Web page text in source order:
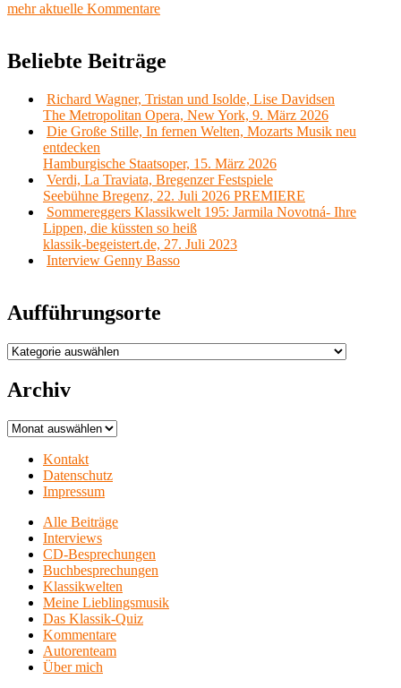
mehr aktuelle Kommentare
Beliebte Beiträge
Richard Wagner, Tristan und Isolde, Lise Davidsen
The Metropolitan Opera, New York, 9. März 2026
Die Große Stille, In fernen Welten, Mozarts Musik neu
entdecken
Hamburgische Staatsoper, 15. März 2026
Verdi, La Traviata, Bregenzer Festspiele
Seebühne Bregenz, 22. Juli 2026 PREMIERE
Sommereggers Klassikwelt 195: Jarmila Novotná- Ihre
Lippen, die küssten so heiß
klassik-begeistert.de, 27. Juli 2023
Interview Genny Basso
Aufführungsorte
Aufführungsorte
Archiv
Archiv
Kontakt
Datenschutz
Impressum
Alle Beiträge
Interviews
CD-Besprechungen
Buchbesprechungen
Klassikwelten
Meine Lieblingsmusik
Das Klassik-Quiz
Kommentare
Autorenteam
Über mich